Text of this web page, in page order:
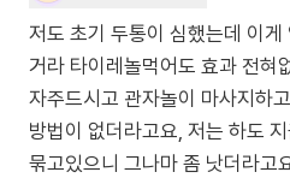
저도 초기 두통이 심했는데 이
거라 타이레놀먹어도 효과 전혀
자주드시고 관자놀이 마사지하
방법이 없더라고요, 저는 하도
묶고있으니 그나마 좀 낫더라고